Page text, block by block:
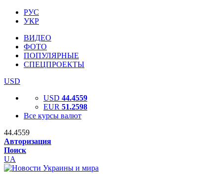
РУС
УКР
ВИДЕО
ФОТО
ПОПУЛЯРНЫЕ
СПЕЦПРОЕКТЫ
USD
USD 44.4559
EUR 51.2598
Все курсы валют
44.4559
Авторизация
Поиск
UA